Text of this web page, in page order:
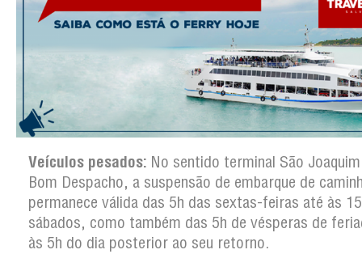
Veículos pesados: No sentido terminal São
Bom Despacho, a suspensão de embarque de
permanece válida das 5h das sextas-feiras até às
sábados, como também das 5h de vésperas de
às 5h do dia posterior ao seu retorno.